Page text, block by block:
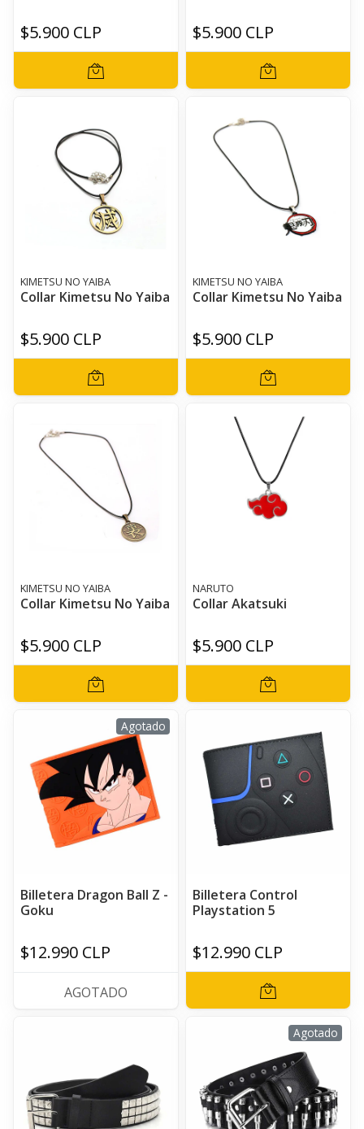
$5.900 CLP $5.900 CLP
KIMETSU NO YAIBA
Collar Kimetsu No Yaiba
$5.900 CLP
KIMETSU NO YAIBA
Collar Kimetsu No Yaiba
$5.900 CLP
KIMETSU NO YAIBA
Collar Kimetsu No Yaiba
$5.900 CLP
NARUTO
Collar Akatsuki
$5.900 CLP
Agotado
Billetera Dragon Ball Z -
Goku
$12.990 CLP
AGOTADO
Billetera Control
Playstation 5
$12.990 CLP
Agotado